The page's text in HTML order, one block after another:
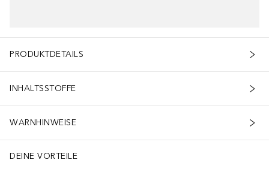
PRODUKTDETAILS
INHALTSSTOFFE
WARNHINWEISE
DEINE VORTEILE